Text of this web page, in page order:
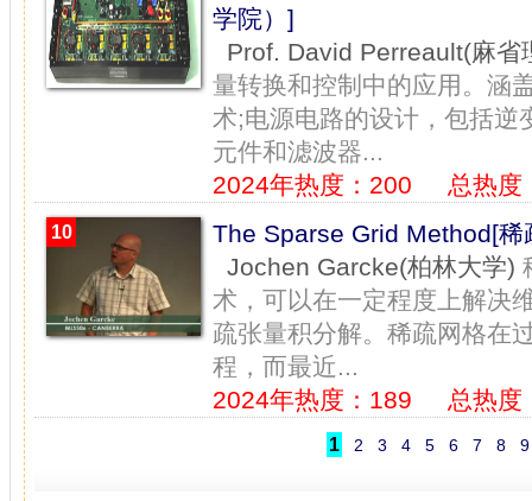
学院）]
Prof. David Perreault(麻省
量​​转换和控制中的应用。涵
术;电源电路的设计，包括逆
元件和滤波器...
2024年热度：200
总热度
10
The Sparse Grid Method[稀
Jochen Garcke(柏林大学)
术，可以在一定程度上解决
疏张量积分解。稀疏网格在
程，而最近...
2024年热度：189
总热度
1 2 3 4 5 6 7 8 9